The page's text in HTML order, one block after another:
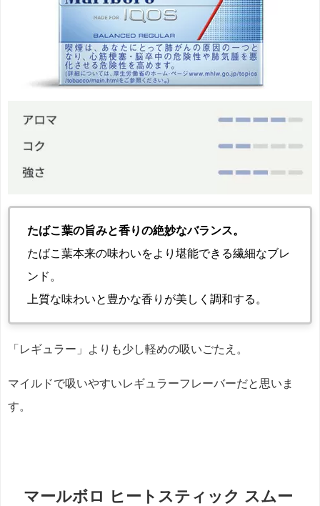
たばこ葉の旨みと香りの絶妙なバランス。
たばこ葉本来の味わいをより堪能できる繊細なブレ
ンド。
上質な味わいと豊かな香りが美しく調和する。
「レギュラー」よりも少し軽めの吸いごたえ。
マイルドで吸いやすいレギュラーフレーバーだと思いま
す。
マールボロ ヒートスティック スムー